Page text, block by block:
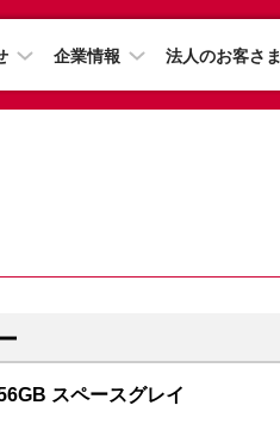
企業情報 法人のお客さま
スペースグレイ